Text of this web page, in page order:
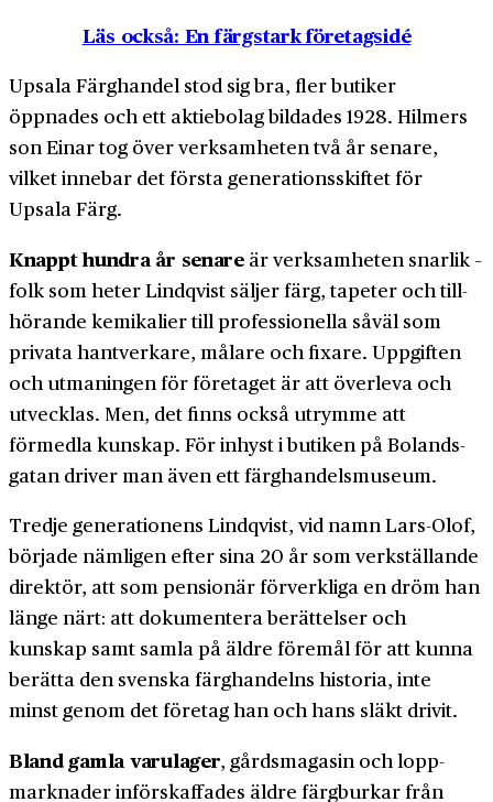
Läs också: En färgstark företagsidé
Upsala Färg­handel stod sig bra, fler butiker
öppnades och ett aktie­bolag bildades 1928. Hilmers
son Einar tog över verksamheten två år senare,
vilket innebar det första generations­skiftet för
Upsala Färg.
Knappt hundra år senareär verksamheten snar­lik –
folk som heter Lindqvist säljer färg, tapeter och till­
hörande kemikalier till professionella såväl som
privata hant­verkare, målare och fixare. Uppgiften
och utmaningen för företaget är att överleva och
utvecklas. Men, det finns också utrymme att
förmedla kunskap. För inhyst i butiken på Bolands­
gatan driver man även ett färg­handels­museum.
Tredje generationens Lindqvist, vid namn Lars-Olof,
började nämligen efter sina 20 år som verk­ställande
direktör, att som pensionär för­verkliga en dröm han
länge närt: att dokumentera berättelser och
kunskap samt samla på äldre föremål för att kunna
berätta den svenska färg­handelns historia, inte
minst genom det företag han och hans släkt drivit.
Bland gamla varulager, gårds­magasin och lopp­
marknader införskaffades äldre färg­burkar från